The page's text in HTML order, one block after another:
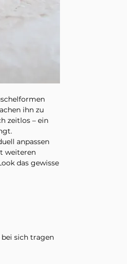
ihn zu
zeitlos – ein
anpassen
weiteren
das gewisse
sich tragen